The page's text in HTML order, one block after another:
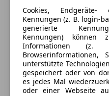
Lederlenkrad
Lichtsensor
Multifunktionslenkrad
Navigationssystem
Regensensor
Schlüssellose
Sitzheizung
Start/Stop-Automatik
Motorlauf unrund,
Keine genau Diagnose
FIXPREIS! Wir arbeiten
zusammen, um für Sie
Cookies,
Kennungen (z. B. login-
generierte
Kennungen) können
Informationen (z.
Browserinformationen,
unterstützte
gespeichert oder von
es jedes Mal
oder einer Webseite